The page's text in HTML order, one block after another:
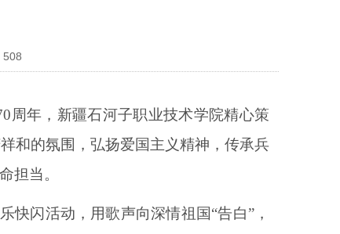
508
周年，新疆石河子职业技术学院精心策
和的氛围，弘扬爱国主义精神，传承兵
担当。
快闪活动，用歌声向深情祖国“告白”，